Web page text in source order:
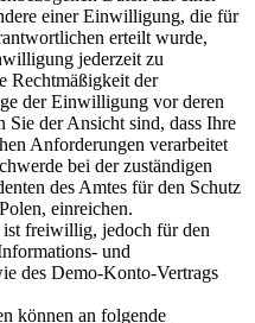
einer Einwilligung, die für
erteilt wurde,
jederzeit zu
Rechtmäßigkeit der
der Einwilligung vor deren
der Ansicht sind, dass Ihre
Anforderungen verarbeitet
bei der zuständigen
des Amtes für den Schutz
einreichen.
freiwillig, jedoch für den
und
des Demo-Konto-Vertrags
können an folgende